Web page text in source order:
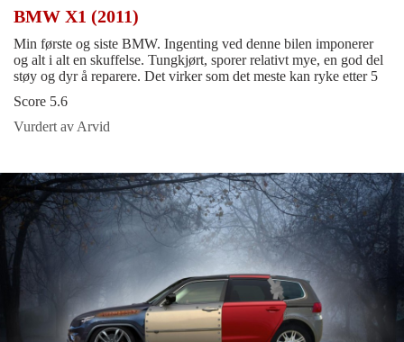
BMW X1 (2011)
Min første og siste BMW. Ingenting ved denne bilen imponerer
og alt i alt en skuffelse. Tungkjørt, sporer relativt mye, en god del
støy og dyr å reparere. Det virker som det meste kan ryke etter 5
Score 5.6
Vurdert av Arvid